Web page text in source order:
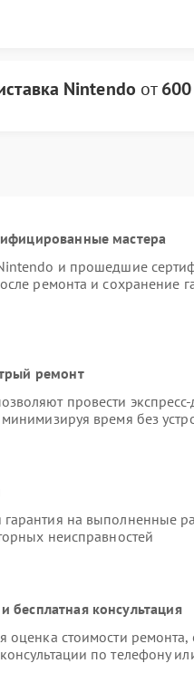
Nintendo от
мастера
и прошедшие
ремонта и сохранение
ремонт
провести экспресс-
время без
гарантия на выполненные
неисправностей
бесплатная консультация
стоимости ремонта,
по телефону